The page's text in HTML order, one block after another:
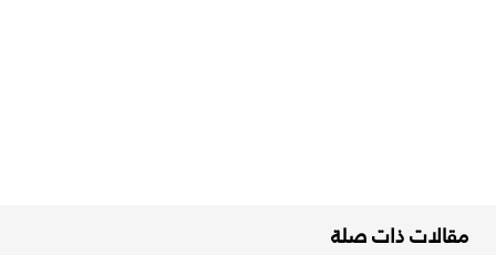
مقالات ذات صلة